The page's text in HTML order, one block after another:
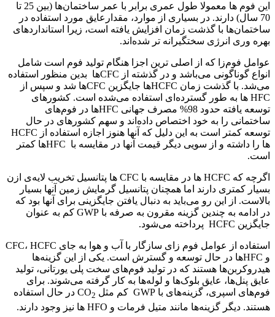
این فوم ها معمولا طول عمری برابر با عمر ساختمان‌ها (بین 25 تا
70 سال) دارند. در بسیاری از موارد، مقدارعایق مورد استفاده در
ساختمان‌ها با گذشت زمان افزایش یافته است، زیرا استانداردهای
بهره وری انرژی سختگیرانه تر شده‌اند.
عوامل فوم‌زا که از اصلی ترین اجزا هنگام تولید فوم است شامل
انواع گوناگونی می‌باشد و در گذشته از CFC‌‌ها بدین منظور استفاده
می‌شد. با گذشت زمان HCFCها جایگزین CFC‌ها شد و سپس از
HFC ها به طور گسترده‌ای استفاده می‌شده است. کشورهای
توسعه یافته حدود 98% مصرف جهانی HFCها در فوم‌های
ساختمانی را به خود اختصاص داده‌اند و سهم کشورهای در حال
توسعه کمتر است به این دلیل که آنها هنوز اجازه استفاده از HCFC
ها را داشته و از سویی دیگر قیمت آنها در مقایسه با HFCها کمتر
است.
اگرچه که HCFC ها در مقایسه با CFC ها پتانسیل تخریب لایه‌ی ازن
بسیار کمتری دارند اما همچنان پتانسیل گرمایش زمین آنها بسیار
بالاست. از این رو می‌باید به دنبال یافتن جایگزینی برای آنها بود که
در ادامه به چندین گزینه مقرون به صرفه با GWP کم به عنوان
جایگزین HCFC پرداخته می‌شود.
استفاده از عوامل فوم زای سازگار با آب و هوا به جای CFC، HCFC
و HFCها در حال توسعه و گسترش است. یکی از این گزینه‌ها
هیدروکربن‌ها هستند که در تولید فوم‌های سخت پلی یورتانی، تولید
عایق پنل‌ها، عایق بلوک‌ها و لوله‌ها به کار گرفته می‌شوند. برای
فوم‌‌های اسپری، گزینه‌های با GWP کم مثل CO
2
در حال استفاده
هستند. دیگر گزینه‌ها مانند متیل فرمات و HFO ها نیز وجود دارند.